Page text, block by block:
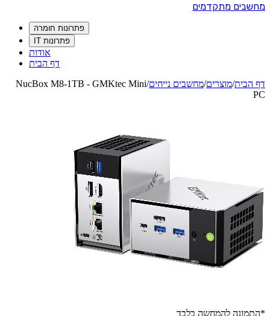
מחשבים מתקדמים
פתרונות חומרה
פתרונות IT
אודות
דף הבית
דף הבית/מוצרים/מחשבים נייחים/
NucBox M8-1TB - GMKtec Mini
PC
*התמונה להמחשה בלבד